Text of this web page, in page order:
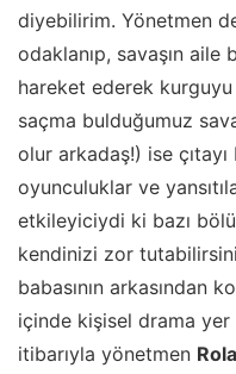
diyebilirim. Yönetmen
odaklanıp, savaşın
hareket ederek kurguyu
saçma bulduğumuz
olur arkadaş!) ise
oyunculuklar ve
etkileyiciydi ki bazı
kendinizi zor
babasının arkasından
içinde kişisel drama yer
itibarıyla yönetmen